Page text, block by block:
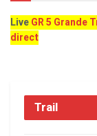
LiveGR 5 Grande
direct
Trail